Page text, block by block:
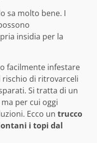
sa molto bene. I
insidia per la
facilmente infestare
rischio di ritrovarceli
Si tratta di un
per cui oggi
Ecco un trucco
i topi dal